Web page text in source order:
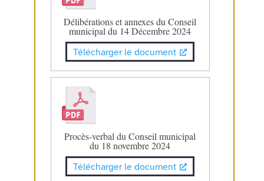
Délibérations et annexes du Conseil
municipal du 14 Décembre 2024
Télécharger le document
Procès-verbal du Conseil municipal
du 18 novembre 2024
Télécharger le document